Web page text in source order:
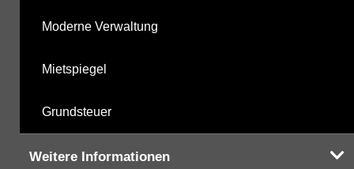
Moderne Verwaltung
Mietspiegel
Grundsteuer
Weitere Informationen